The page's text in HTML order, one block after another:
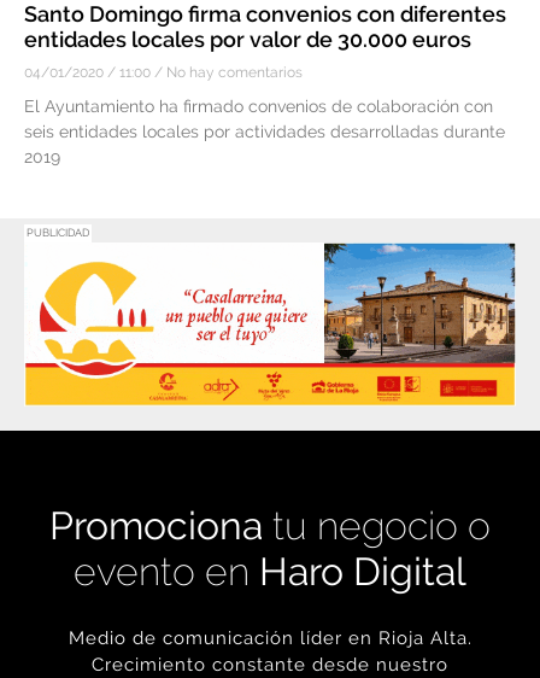
Santo Domingo firma convenios con diferentes
entidades locales por valor de 30.000 euros
04/01/2020 11:00 No hay comentarios
El Ayuntamiento ha firmado convenios de colaboración con
seis entidades locales por actividades desarrolladas durante
2019
PUBLICIDAD
Promociona tu negocio o
evento en Haro Digital
Medio de comunicación líder en Rioja Alta.
Crecimiento constante desde nuestro